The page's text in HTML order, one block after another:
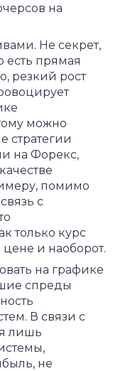
на
Не секрет,
есть прямая
резкий рост
можно
стратегии
на Форекс,
помимо
с
только курс
цене и наоборот.
на графике
спреды
В связи с
лишь
не